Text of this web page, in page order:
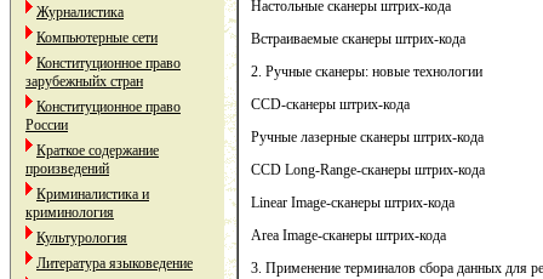
Журналистика
Компьютерные сети
Конституционное право
зарубежныйх стран
Конституционное право
России
Краткое содержание
произведений
Криминалистика и
криминология
Культурология
Литература языковедение
Настольные сканеры штрих-кода
Встраиваемые сканеры штрих-кода
2. Ручные сканеры: новые технологии
CCD-сканеры штрих-кода
Ручные лазерные сканеры штрих-кода
CCD Long-Range-сканеры штрих-кода
Linear Image-сканеры штрих-кода
Area Image-сканеры штрих-кода
3. Применение терминалов сбора данных для